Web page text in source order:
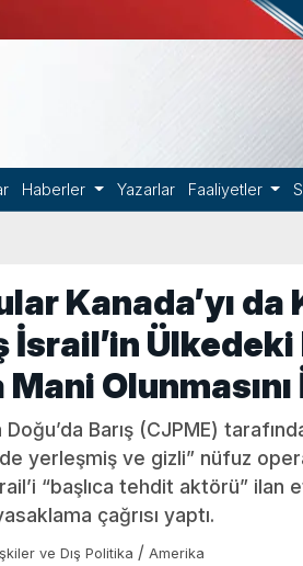
Haberler Yazarlar Faaliyetler
Kanada’yı da
İsrail’in
Barış (CJPME)
yerleşmiş ve gizli” nüfuz
“başlıca tehdit aktörü” ilan
çağrısı yaptı.
ve Dış Politika / Amerika